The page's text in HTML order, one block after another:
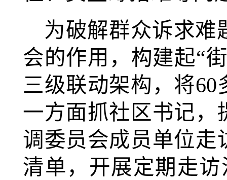
为破解群众诉求难
会的作用，构建起“
三级联动架构，将
一方面抓社区书记，
调委员会成员单位走
清单，开展定期走